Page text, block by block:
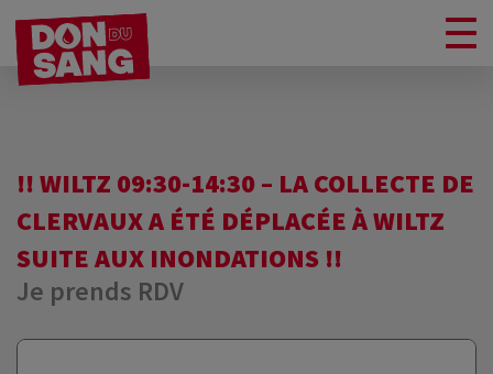
!! WILTZ 09:30-14:30 – LA COLLECTE DE
CLERVAUX A ÉTÉ DÉPLACÉE À WILTZ
SUITE AUX INONDATIONS !!
Je prends RDV